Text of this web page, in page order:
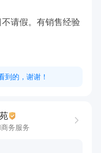
请假。有销售经验
到的，谢谢！
务服务